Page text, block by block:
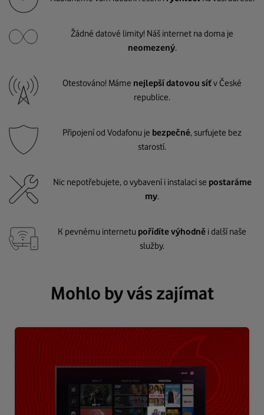
Žádné datové limity! Náš internet na doma je
neomezený.
Otestováno! Máme nejlepší datovou síťv České
republice.
Připojení od Vodafonu je bezpečné, surfujete bez
starostí.
Nic nepotřebujete, o vybavení i instalaci se postaráme
my.
K pevnému internetu pořídíte výhodně i další naše
služby.
Mohlo by vás zajímat